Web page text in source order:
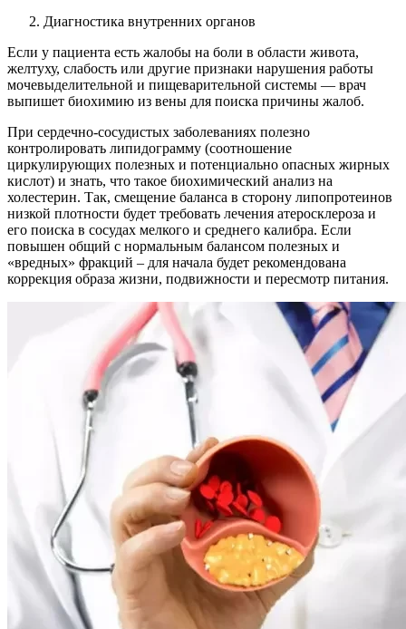
Диагностика внутренних органов
Если у пациента есть жалобы на боли в области живота,
желтуху, слабость или другие признаки нарушения работы
мочевыделительной и пищеварительной системы — врач
выпишет биохимию из вены для поиска причины жалоб.
При сердечно-сосудистых заболеваниях полезно
контролировать липидограмму (соотношение
циркулирующих полезных и потенциально опасных жирных
кислот) и знать, что такое биохимический анализ на
холестерин. Так, смещение баланса в сторону липопротеинов
низкой плотности будет требовать лечения атеросклероза и
его поиска в сосудах мелкого и среднего калибра. Если
повышен общий с нормальным балансом полезных и
«вредных» фракций – для начала будет рекомендована
коррекция образа жизни, подвижности и пересмотр питания.